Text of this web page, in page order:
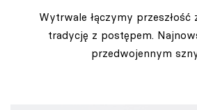
Wytrwale łączymy przeszłość
tradycję z postępem.
przedwojennym